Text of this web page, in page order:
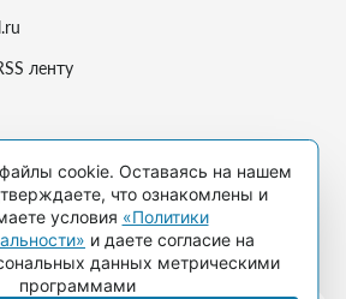
ленту
cookie. Оставаясь на нашем
что ознакомлены и
условия «Политики
и даете согласие на
данных метрическими
программами